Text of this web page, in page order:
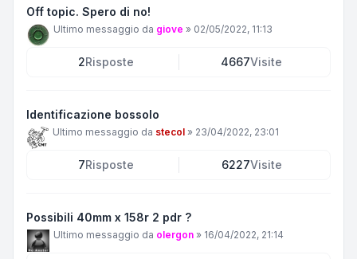
Off topic. Spero di no!
Ultimo messaggio da giove » 02/05/2022, 11:13
2Risposte 4667Visite
Identificazione bossolo
Ultimo messaggio da stecol » 23/04/2022, 23:01
7Risposte 6227Visite
Possibili 40mm x 158r 2 pdr ?
Ultimo messaggio da olergon » 16/04/2022, 21:14